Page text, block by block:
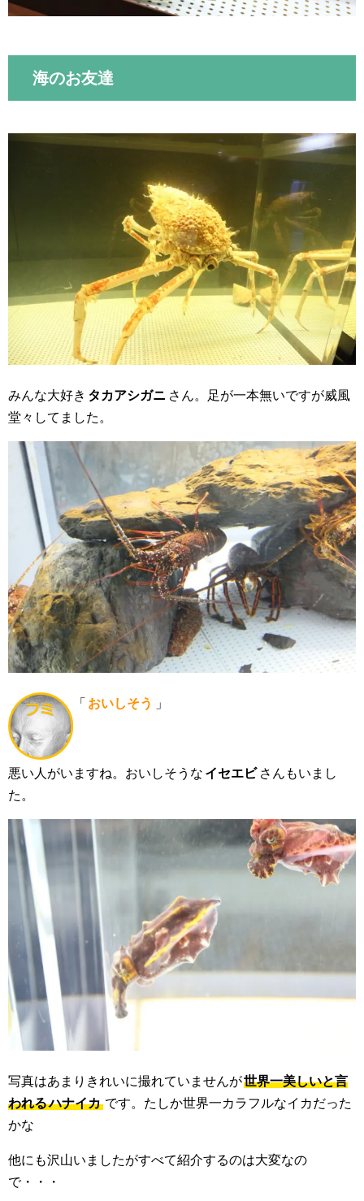
海のお友達
みんな大好き タカアシガニ さん。足が一本無いですが威風
堂々してました。
「 おいしそう 」
悪い人がいますね。おいしそうな イセエビ さんもいまし
た。
写真はあまりきれいに撮れていませんが世界一美しいと言
われるハナイカ です。たしか世界一カラフルなイカだった
かな
他にも沢山いましたがすべて紹介するのは大変なの
で・・・